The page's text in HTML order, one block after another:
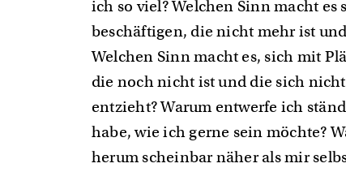
ich so viel? Welchen Sinn macht
beschäftigen, die nicht mehr ist
Welchen Sinn macht es, sich mit
die noch nicht ist und die sich
entzieht? Warum entwerfe ich
habe, wie ich gerne sein möchte?
herum scheinbar näher als mir